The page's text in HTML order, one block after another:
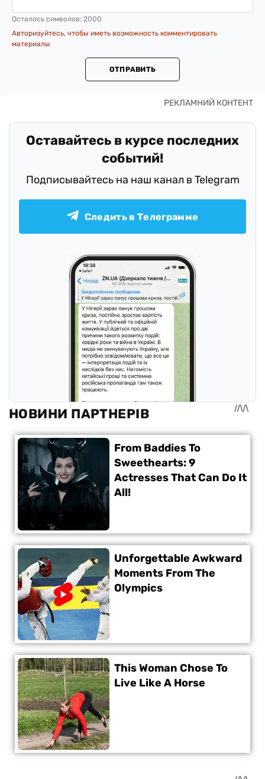
Осталось символов: 2000
Авторизуйтесь, чтобы иметь возможность комментировать
материалы
ОТПРАВИТЬ
Оставайтесь в курсе последних
событий!
Подписывайтесь на наш канал в Telegram
Следить в Телеграмме